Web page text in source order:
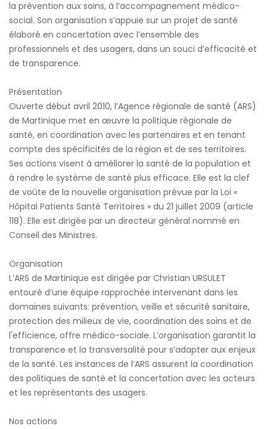
la prévention aux soins, à l’accompagnement médico-
social. Son organisation s’appuie sur un projet de santé
élaboré en concertation avec l’ensemble des
professionnels et des usagers, dans un souci d’efficacité et
de transparence.
Présentation
Ouverte début avril 2010, l’Agence régionale de santé (ARS)
de Martinique met en œuvre la politique régionale de
santé, en coordination avec les partenaires et en tenant
compte des spécificités de la région et de ses territoires.
Ses actions visent à améliorer la santé de la population et
à rendre le système de santé plus efficace. Elle est la clef
de voûte de la nouvelle organisation prévue par la Loi «
Hôpital Patients Santé Territoires » du 21 juillet 2009 (article
118). Elle est dirigée par un directeur général nommé en
Conseil des Ministres.
Organisation
L’ARS de Martinique est dirigée par Christian URSULET
entouré d’une équipe rapprochée intervenant dans les
domaines suivants: prévention, veille et sécurité sanitaire,
protection des milieux de vie, coordination des soins et de
l'efficience, offre médico-sociale. L’organisation garantit la
transparence et la transversalité pour s’adapter aux enjeux
de la santé. Les instances de l’ARS assurent la coordination
des politiques de santé et la concertation avec les acteurs
et les représentants des usagers.
Nos actions